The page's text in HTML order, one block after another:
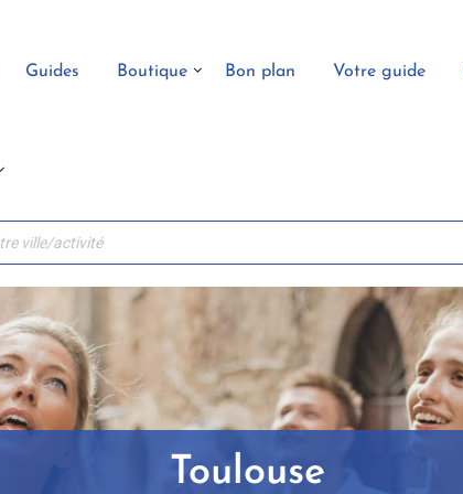
Guides Boutique Bon plan Votre guide
Toulouse